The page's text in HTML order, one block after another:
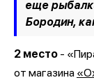
еще
Бородин,
2 место - «
от магазина «